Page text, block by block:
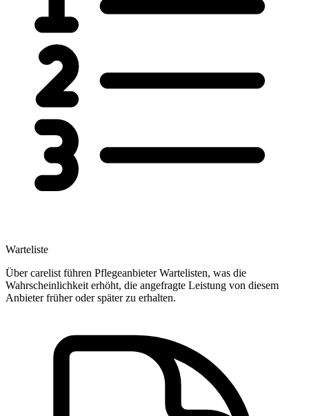
Warteliste
Über carelist führen Pflegeanbieter Wartelisten, was die
Wahrscheinlichkeit erhöht, die angefragte Leistung von diesem
Anbieter früher oder später zu erhalten.